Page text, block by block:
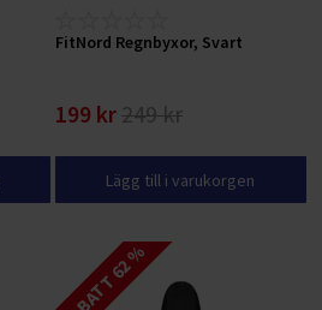
FitNord Regnbyxor, Svart
199 kr249 kr
Lägg till i varukorgen
RABATT 62 %